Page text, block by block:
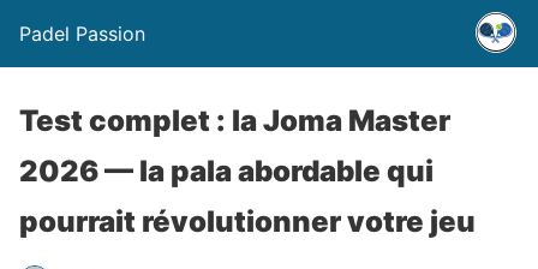
Padel Passion
Test complet : la Joma Master
2026 — la pala abordable qui
pourrait révolutionner votre jeu